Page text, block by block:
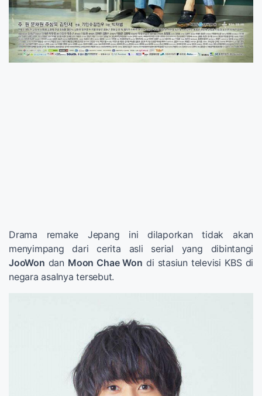
Drama remake Jepang ini dilaporkan tidak akan
menyimpang dari cerita asli serial yang dibintangi
JooWon dan Moon Chae Won di stasiun televisi KBS di
negara asalnya tersebut.